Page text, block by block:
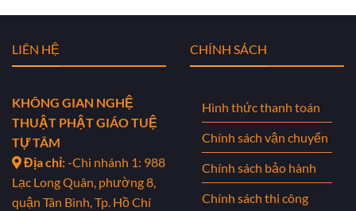
LIÊN HỆ
KHÔNG GIAN NGHỆ
THUẬT PHẬT GIÁO TUỆ
TỰ TÂM
Địa chỉ:-Chi nhánh 1: 988
Lạc Long Quân, phường 8,
quận Tân Bình, Tp. Hồ Chí
CHÍNH SÁCH
Hình thức thanh toán
Chính sách vận chuyển
Chính sách bảo hành
Chính sách thi công